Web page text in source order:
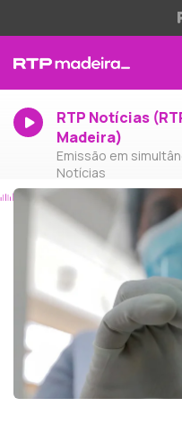
RTP Notícias
Madeira)
Emissão em
Notícias